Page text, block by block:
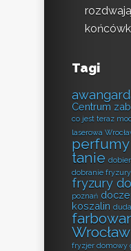
Tagi
Centrum
co jest teraz
laserowa
tanie
dobranie
fryzury
poznań
koszalin
Wrocław
fryzjer domowy